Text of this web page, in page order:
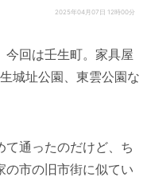
2025年04月07日 12時00分
今回は壬生町。家具屋
城址公園、東雲公園な
通ったのだけど、ち
の市の旧市街に似てい